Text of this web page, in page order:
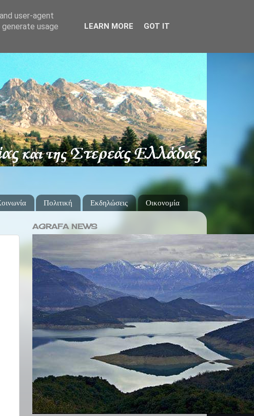
Πολιτική Εκδηλώσεις Οικονομία
AGRAFA NEWS
user-agent
usage
LEARN MORE GOT IT